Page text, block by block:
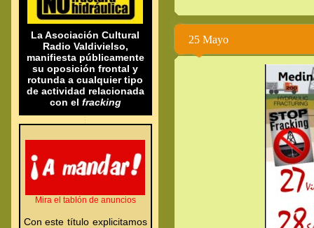
La Asociación Cultural
Radio Valdivielso,
manifiesta públicamente
su oposición frontal y
rotunda a cualquier tipo
de actividad relacionada
con el fracking
.
.
.
Mira el tablón de anuncios
Con este título explicitamos
25 Mayo